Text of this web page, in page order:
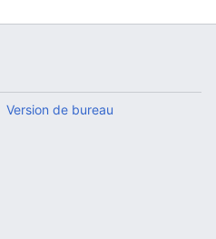
Version de bureau